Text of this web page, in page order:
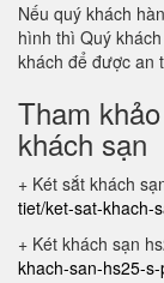
Nếu quý khách
hình thì Quý
khách để được an
Tham
khách sạn
+ Két sắt khách
tiet/ket-sat-khach-
+ Két khách sạn
khach-san-hs25-s-